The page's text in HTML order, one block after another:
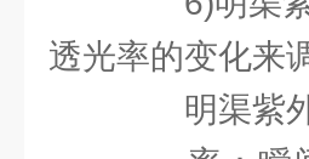
透光率的变化来
明渠紫外